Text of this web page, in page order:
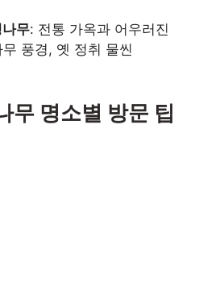
무: 전통 가옥과 어우러진
풍경, 옛 정취 물씬
무 명소별 방문 팁